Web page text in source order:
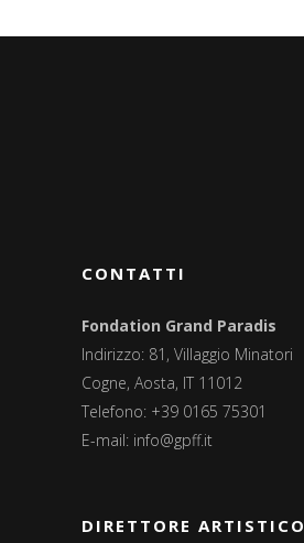
CONTATTI
Fondation Grand Paradis
Indirizzo: 81, Villaggio Minatori
Cogne, Aosta, IT 11012
Telefono: +39 0165 75301
E-mail: info@gpff.it
DIRETTORE ARTISTICO